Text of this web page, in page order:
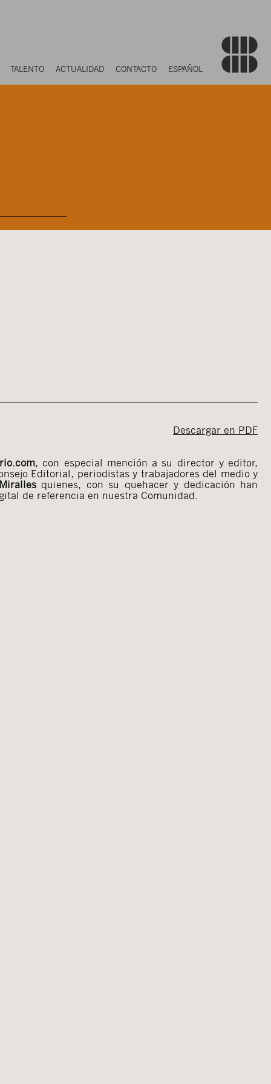
TALENTO ACTUALIDAD CONTACTO ESPAÑOL
Descargar en PDF
, con especial mención a su director y editor,
Editorial, periodistas y trabajadores del medio y
quienes, con su quehacer y dedicación han
de referencia en nuestra Comunidad.